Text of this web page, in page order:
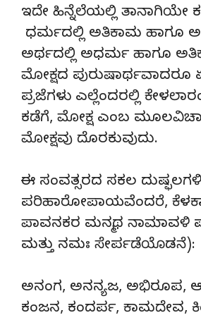
ಇದೇ ಹಿನ್ನೆಲೆಯಲ್ಲಿ ತಾನಾಗಿಯೇ
ಧರ್ಮದಲ್ಲಿ ಅತಿಕಾಮ ಹಾಗೂ
ಅರ್ಥದಲ್ಲಿ ಅಧರ್ಮ ಹಾಗೂ
ಮೋಕ್ಷದ ಪುರುಷಾರ್ಥವಾದರೂ
ಪ್ರಜೆಗಳು ಎಲ್ಲೆಂದರಲ್ಲಿ
ಕಡೆಗೆ, ಮೋಕ್ಷ ಎಂಬ
ಮೋಕ್ಷವು ದೊರಕುವುದು.
ಈ ಸಂವತ್ಸರದ ಸಕಲ
ಪರಿಹಾರೋಪಾಯವೆಂದರೆ,
ಪಾವನಕರ ಮನ್ಮಥ ನಾಮಾವಳಿ
ಮತ್ತು ನಮಃ ಸೇರ್ಪಡೆಯೊಡನೆ):
ಅನಂಗ, ಅನನ್ಯಜ, ಅಭಿರೂಪ,
ಕಂಜನ, ಕಂದರ್ಪ, ಕಾಮದೇವ,